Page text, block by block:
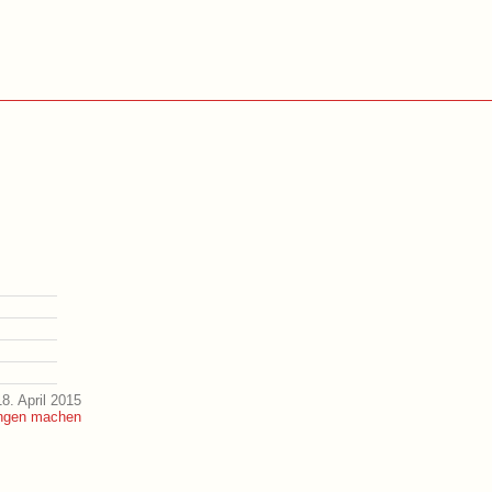
April 2015